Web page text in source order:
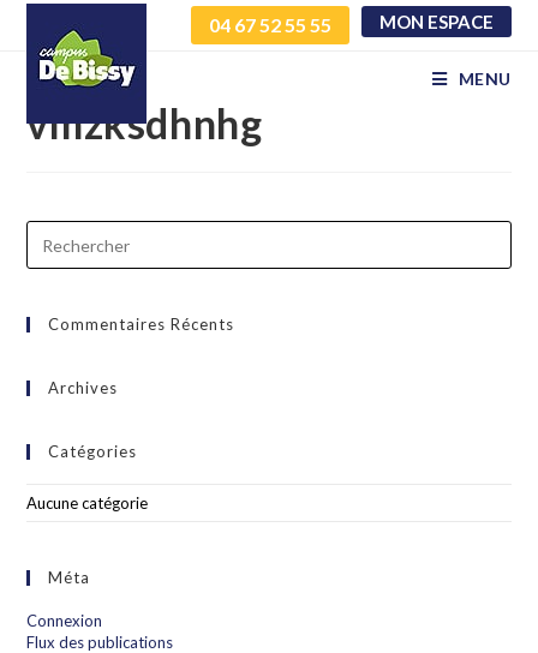
04 67 52 55 55 MON ESPACE
MENU
kowtvkhmpd
vmzksdhnhg
Commentaires Récents
Archives
Catégories
Aucune catégorie
Méta
Connexion
Flux des publications